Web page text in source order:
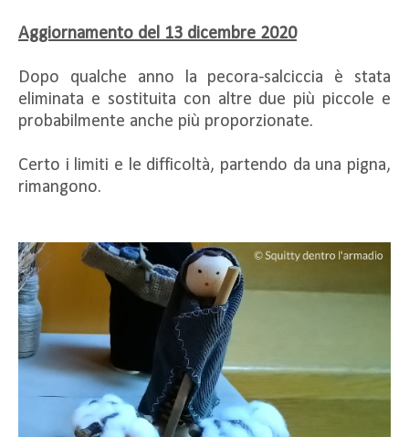
Aggiornamento del 13 dicembre 2020
Dopo qualche anno la pecora-salciccia è stata
eliminata e sostituita con altre due più piccole e
probabilmente anche più proporzionate.
Certo i limiti e le difficoltà, partendo da una pigna,
rimangono.